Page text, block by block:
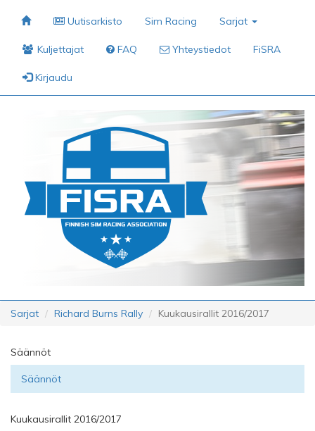
Uutisarkisto Sim Racing Sarjat
Kuljettajat FAQ Yhteystiedot FiSRA
Kirjaudu
Sarjat Richard Burns Rally Kuukausirallit 2016/2017
Säännöt
Säännöt
Kuukausirallit 2016/2017